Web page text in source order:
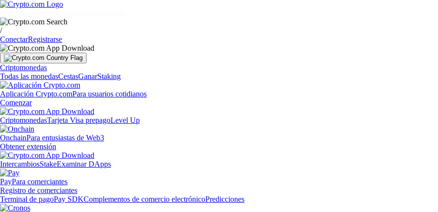
/
ConectarRegistrarse
Criptomonedas
Todas las monedasCestasGanarStaking
Aplicación Crypto.comPara usuarios cotidianos
Comenzar
CriptomonedasTarjeta Visa prepagoLevel Up
OnchainPara entusiastas de Web3
Obtener extensión
IntercambiosStakeExaminar DApps
PayPara comerciantes
Registro de comerciantes
Terminal de pagoPay SDKComplementos de comercio electrónicoPredicciones